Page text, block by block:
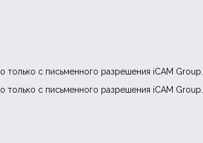
с письменного разрешения iCAM Group.
с письменного разрешения iCAM Group.